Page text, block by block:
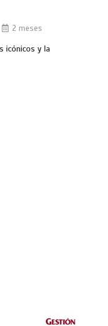
2 meses
icónicos y la